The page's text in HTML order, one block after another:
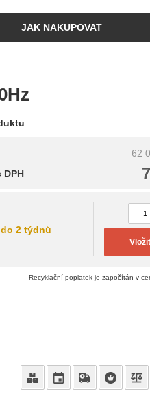
JAK NAKUPOVAT
62
DPH
do 2 týdnů
Recyklační poplatek je započítán v